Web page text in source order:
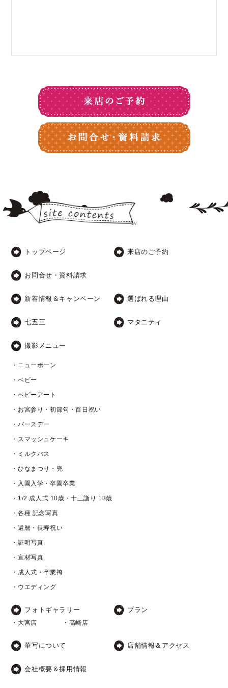
トップページ 来店のご予約
お問合せ・資料請求
新着情報＆キャンペーン 選ばれる理由
七五三 マタニティ
撮影メニュー
・ニューボーン
・ベビー
・ベビーアート
・お宮参り・初節句・百日祝い
・バースデー
・スマッシュケーキ
・ミルクバス
・ひなまつり・兜
・入園入学・卒園卒業
・1/2 成人式 10歳・十三詣り 13歳
・各種 記念写真
・還暦・長寿祝い
・証明写真
・宣材写真
・成人式・卒業袴
・ウエディング
フォトギャラリー
・大宮店 ・高崎店
プラン
華写について 店舗情報＆アクセス
会社概要＆採用情報